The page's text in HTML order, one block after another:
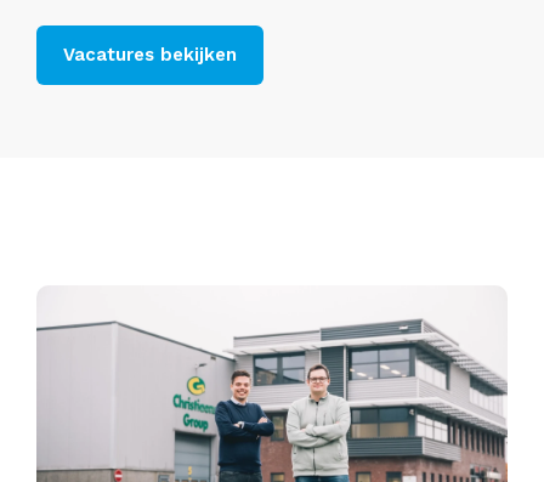
Vacatures bekijken